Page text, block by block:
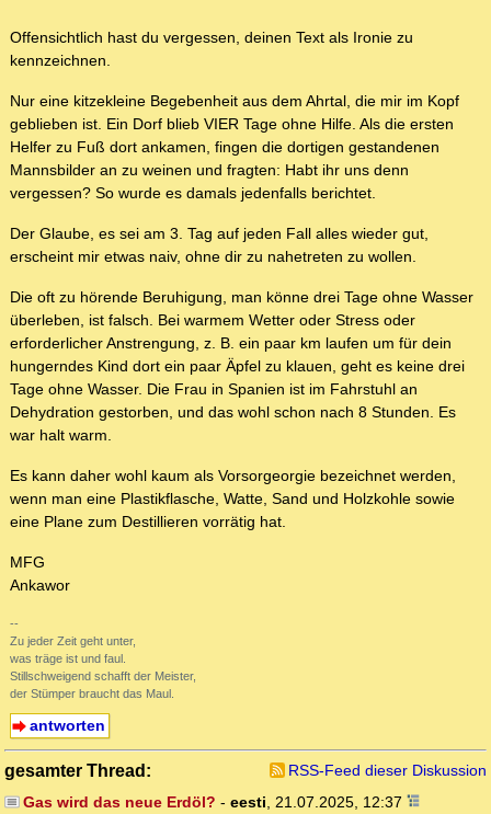
Offensichtlich hast du vergessen, deinen Text als Ironie zu
kennzeichnen.
Nur eine kitzekleine Begebenheit aus dem Ahrtal, die mir im Kopf
geblieben ist. Ein Dorf blieb VIER Tage ohne Hilfe. Als die ersten
Helfer zu Fuß dort ankamen, fingen die dortigen gestandenen
Mannsbilder an zu weinen und fragten: Habt ihr uns denn
vergessen? So wurde es damals jedenfalls berichtet.
Der Glaube, es sei am 3. Tag auf jeden Fall alles wieder gut,
erscheint mir etwas naiv, ohne dir zu nahetreten zu wollen.
Die oft zu hörende Beruhigung, man könne drei Tage ohne Wasser
überleben, ist falsch. Bei warmem Wetter oder Stress oder
erforderlicher Anstrengung, z. B. ein paar km laufen um für dein
hungerndes Kind dort ein paar Äpfel zu klauen, geht es keine drei
Tage ohne Wasser. Die Frau in Spanien ist im Fahrstuhl an
Dehydration gestorben, und das wohl schon nach 8 Stunden. Es
war halt warm.
Es kann daher wohl kaum als Vorsorgeorgie bezeichnet werden,
wenn man eine Plastikflasche, Watte, Sand und Holzkohle sowie
eine Plane zum Destillieren vorrätig hat.
MFG
Ankawor
--
Zu jeder Zeit geht unter,
was träge ist und faul.
Stillschweigend schafft der Meister,
der Stümper braucht das Maul.
antworten
gesamter Thread:
RSS-Feed dieser Diskussion
Gas wird das neue Erdöl? - eesti, 21.07.2025, 12:37